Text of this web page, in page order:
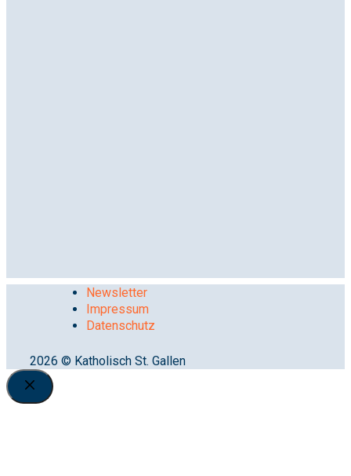
Newsletter
Impressum
Datenschutz
2026 © Katholisch St. Gallen
Close